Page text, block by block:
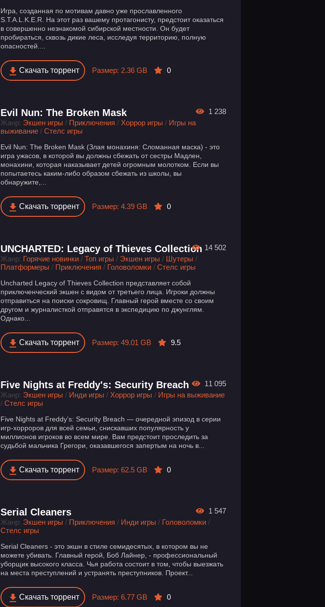
Игра, созданная по мотивам давно уже прославленного
S.T.A.L.K.E.R. На этот раз вашему протагонисту, предстоит оказаться
в совершенно незнакомой сибирской местности. Он будет
пробираться, сквозь дикие леса, исследуя территорию, полную
опасностей....
Скачать торрент Размер: 2.36 GB 0
Evil Nun: The Broken Mask
Жанр: Экшен игры / Приключения /Хоррор игры / Игры на
выживание /Стелс игры
Evil Nun: The Broken Mask (Злая монахиня: Сломанная маска) - это
игра ужасов, в которой вы должны сбежать от сестры Мадлен,
монахини, которая наказывает детей огромным молотком. Если вы
попытаетесь каким-либо образом сбежать из школы, вы
обнаружите,...
Скачать торрент Размер: 4.39 GB 0
1 238
UNCHARTED: Legacy of Thieves Collection
Жанр: Горячие новинки /Топ игры / Экшен игры / Шутеры /
Платформеры / Приключения / Головоломки /Стелс игры
Uncharted Legacy of Thieves Collection представляет собой
приключенческий экшен с видом от третьего лица. Игроки должны
отправиться на поиски сокровищ. Главный герой вместе со своим
другом и журналисткой отправятся в экспедицию по джунглям.
Однако...
Скачать торрент Размер: 49.01 GB 9.5
14 502
Five Nights at Freddy's: Security Breach
Жанр: Экшен игры / Инди игры /Хоррор игры / Игры на выживание
/Стелс игры
Five Nights at Freddy’s: Security Breach — очередной эпизод в серии
игр-хорроров для всей семьи, снискавших популярность у
миллионов игроков во всем мире. Вам предстоит проследить за
судьбой мальчика Грегори, оказавшегося запертым на ночь в...
Скачать торрент Размер: 62.5 GB 0
11 095
Serial Cleaners
Жанр: Экшен игры / Приключения / Инди игры / Головоломки /
Стелс игры
Serial Cleaners - это экшн в стиле семидесятых, в котором вы не
можете убивать. Главный герой, Боб Лайнер, - профессиональный
уборщик высокого класса. Чья работа состоит в том, чтобы выезжать
на места преступлений и устранять преступников. Проект...
Скачать торрент Размер: 6.77 GB 0
1 547